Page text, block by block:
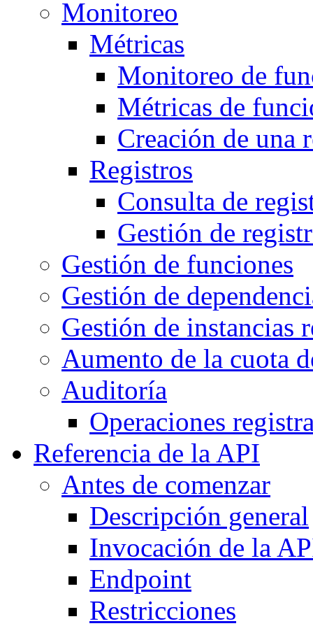
Monitoreo
Métricas
Monitoreo de
Métricas de
Creación de una
Registros
Consulta de
Gestión de
Gestión de funciones
Gestión de
Gestión de instancias
Aumento de la cuota
Auditoría
Operaciones
Referencia de la API
Antes de comenzar
Descripción general
Invocación de la
Endpoint
Restricciones